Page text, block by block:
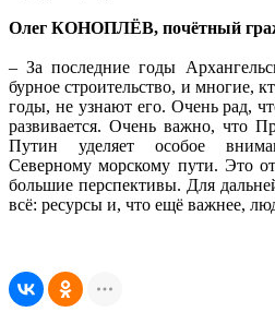
Олег КОНОПЛЁВ, почётный
– За последние годы
бурное строительство, и многие,
годы, не узнают его. Очень рад,
развивается. Очень важно, что
Путин уделяет особое
Северному морскому пути. Это
большие перспективы. Для
всё: ресурсы и, что ещё важнее,